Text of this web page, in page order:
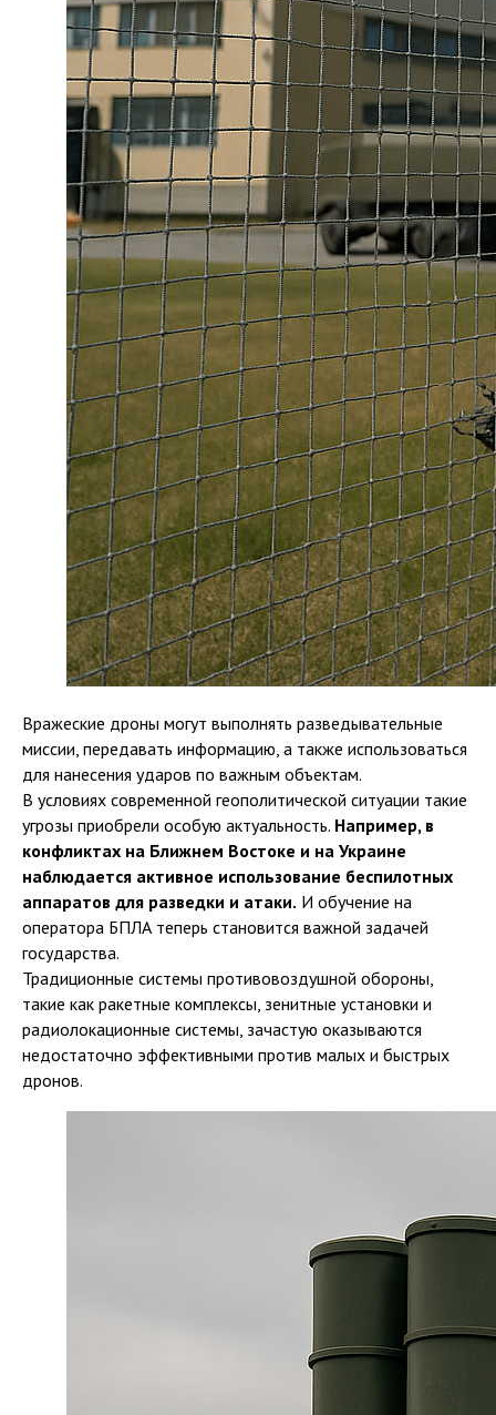
Вражеские дроны могут выполнять разведывательные
миссии, передавать информацию, а также использоваться
для нанесения ударов по важным объектам.
В условиях современной геополитической ситуации такие
угрозы приобрели особую актуальность. Например, в
конфликтах на Ближнем Востоке и на Украине
наблюдается активное использование беспилотных
аппаратов для разведки и атаки. И обучение на
оператора БПЛА теперь становится важной задачей
государства.
Традиционные системы противовоздушной обороны,
такие как ракетные комплексы, зенитные установки и
радиолокационные системы, зачастую оказываются
недостаточно эффективными против малых и быстрых
дронов.